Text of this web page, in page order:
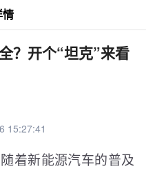
情
？开个“坦克”来看
15:27:41
着新能源汽车的普及